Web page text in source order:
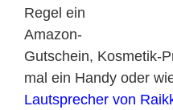
Regel ein
Amazon-
Gutschein, Kosmetik-
mal ein Handy oder
Lautsprecher von